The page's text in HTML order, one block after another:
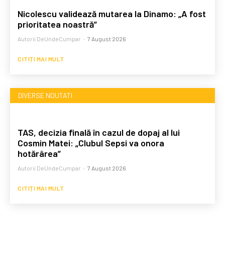
Nicolescu validează mutarea la Dinamo: „A fost
prioritatea noastră”
Autorii DeUndeCumpar - 7 August 2026
CITIȚI MAI MULT
DIVERSE NOUTATI
TAS, decizia finală în cazul de dopaj al lui
Cosmin Matei: „Clubul Sepsi va onora
hotărârea”
Autorii DeUndeCumpar - 7 August 2026
CITIȚI MAI MULT